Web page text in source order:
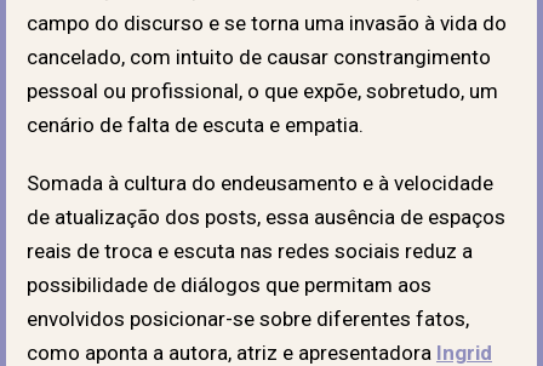
campo do discurso e se torna uma invasão à vida do
cancelado, com intuito de causar constrangimento
pessoal ou profissional, o que expõe, sobretudo, um
cenário de falta de escuta e empatia.
Somada à cultura do endeusamento e à velocidade
de atualização dos posts, essa ausência de espaços
reais de troca e escuta nas redes sociais reduz a
possibilidade de diálogos que permitam aos
envolvidos posicionar-se sobre diferentes fatos,
como aponta a autora, atriz e apresentadora Ingrid